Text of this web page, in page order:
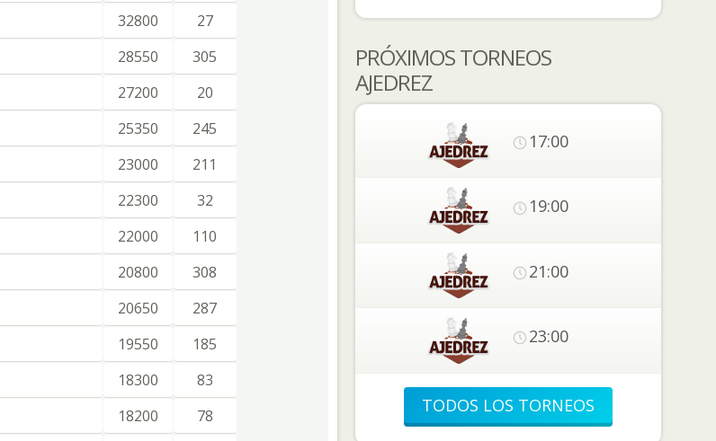
32800
27
28550
305
27200
20
25350
245
23000
211
22300
32
22000
110
20800
308
20650
287
19550
185
18300
83
18200
78
PRÓXIMOS TORNEOS
AJEDREZ
17:00
19:00
21:00
23:00
TODOS LOS TORNEOS